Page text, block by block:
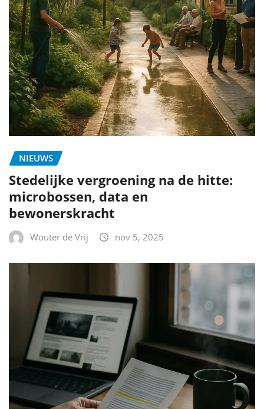
NIEUWS
Stedelijke vergroening na de hitte:
microbossen, data en
bewonerskracht
Wouter de Vrij nov 5, 2025